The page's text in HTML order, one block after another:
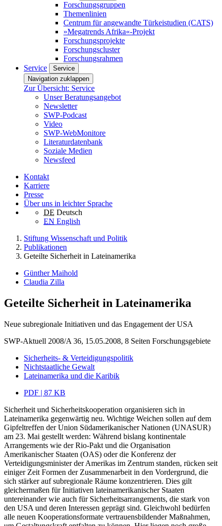
Forschungsgruppen
Themenlinien
Centrum für angewandte Türkeistudien (CATS)
»Megatrends Afrika«-Projekt
Forschungsprojekte
Forschungscluster
Forschungsrahmen
Service
Service
Navigation zuklappen
Zur Übersicht: Service
Unser Beratungsangebot
Newsletter
SWP-Podcast
Video
SWP-WebMonitore
Literaturdatenbank
Soziale Medien
Newsfeed
Kontakt
Karriere
Presse
Über uns in leichter Sprache
DE Deutsch
EN English
Stiftung Wissenschaft und Politik
Publikationen
Geteilte Sicherheit in Lateinamerika
Günther Maihold
Claudia Zilla
Geteilte Sicherheit in Lateinamerika
Neue subregionale Initiativen und das Engagement der USA
SWP-Aktuell 2008/A 36, 15.05.2008, 8 Seiten Forschungsgebiete
Sicherheits- & Verteidigungspolitik
Nichtstaatliche Gewalt
Lateinamerika und die Karibik
PDF | 87 KB
Sicherheit und Sicherheitskooperation organisieren sich in
Lateinamerika gegenwärtig neu. Wichtige Weichen sollen auf dem
Gipfeltreffen der Union Südamerikanischer Nationen (UNASUR)
am 23. Mai gestellt werden: Während bislang kontinentale
Arrangements wie der Rio-Pakt und die Organisation
Amerikanischer Staaten (OAS) oder die Konferenz der
Verteidigungsminister der Amerikas im Zentrum standen, rücken seit
einiger Zeit Formen der Zusammenarbeit in den Vordergrund, die
sich stärker auf subregionale Räume konzentrieren. Dies gilt
gleichermaßen für Initiativen lateinamerikanischer Staaten
untereinander wie auch für Sicherheitsarrangements, die stark von
den USA und deren Interessen geprägt sind. Gleichwohl bedürfen
alle neuen Kooperationsformate vertrauensbildender Maßnahmen,